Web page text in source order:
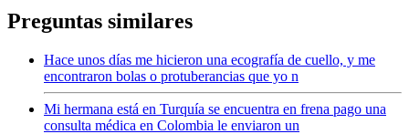
Preguntas similares
Hace unos días me hicieron una ecografía de cuello, y me
encontraron bolas o protuberancias que yo n
Mi hermana está en Turquía se encuentra en frena pago una
consulta médica en Colombia le enviaron un